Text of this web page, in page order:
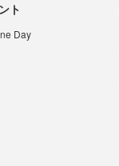
ト
Day